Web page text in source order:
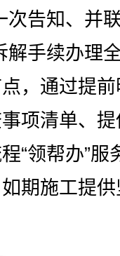
次告知、并
解手续办理
，通过提
项清单、
“领帮办”服
期施工提